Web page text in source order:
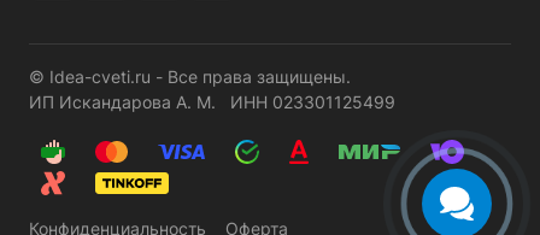
© Idea-cveti.ru - Все права защищены.
ИП Искандарова А. М. ИНН 023301125499
Конфиденциальность Оферта